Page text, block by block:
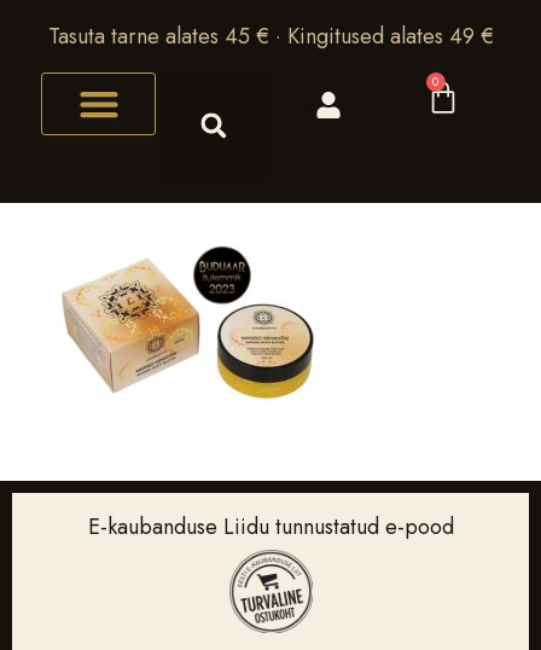
Tasuta tarne alates 45 € · Kingitused alates 49 €
0
E-kaubanduse Liidu tunnustatud e-pood